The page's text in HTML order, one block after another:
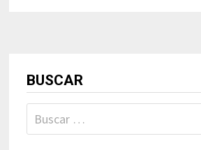
BUSCAR
Buscar: